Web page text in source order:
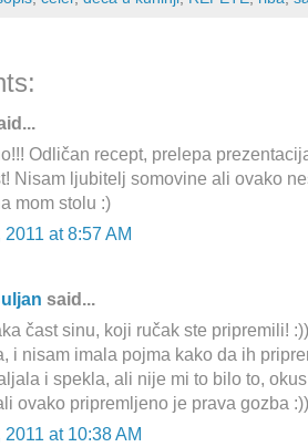
Odličan recept, prelepa
Nisam ljubitelj somovine ali ovako
mom stolu :)
at 8:57 AM
said...
čast sinu, koji ručak ste pripremili!
i nisam imala pojma kako da ih
i spekla, ali nije mi to bilo to,
ovako pripremljeno je prava gozba :))
at 10:38 AM